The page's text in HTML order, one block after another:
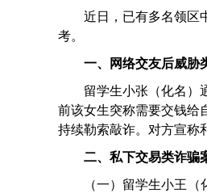
近日，已有多名领区中
考。
一、网络交友后威胁
留学生小张（化名）通
前该女生突称需要交钱给
持续勒索敲诈。对方宣称
二、私下交易类诈骗
（一）留学生小王（化